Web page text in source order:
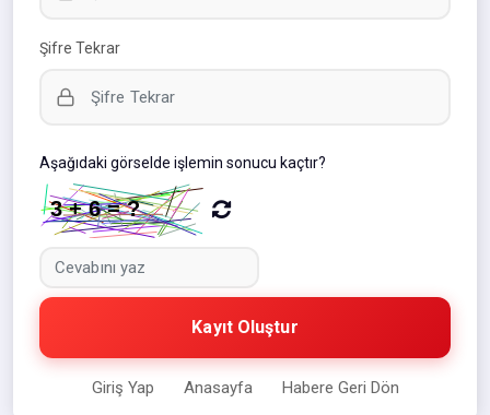
Şifre Tekrar
Aşağıdaki görselde işlemin sonucu kaçtır?
Kayıt Oluştur
Giriş Yap Anasayfa Habere Geri Dön